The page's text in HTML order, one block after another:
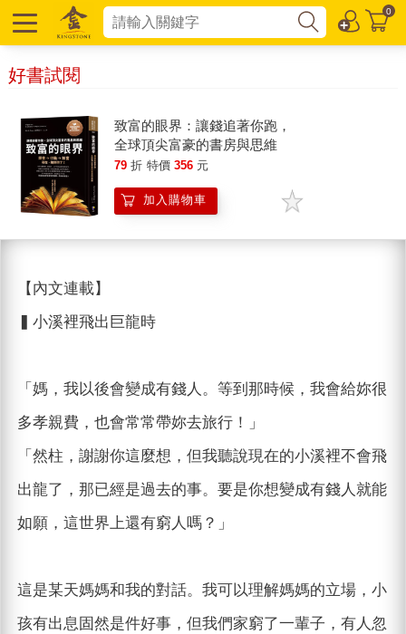
0
好書試閱
致富的眼界：讓錢追著你跑，
全球頂尖富豪的書房與思維
79 折 特價 356 元
加入購物車
【內文連載】
▍小溪裡飛出巨龍時
「媽，我以後會變成有錢人。等到那時候，我會給妳很
多孝親費，也會常常帶妳去旅行！」
「然柱，謝謝你這麼想，但我聽說現在的小溪裡不會飛
出龍了，那已經是過去的事。要是你想變成有錢人就能
如願，這世界上還有窮人嗎？」
這是某天媽媽和我的對話。我可以理解媽媽的立場，小
孩有出息固然是件好事，但我們家窮了一輩子，有人忽